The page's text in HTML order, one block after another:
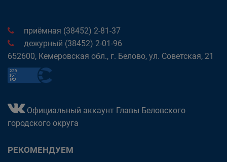
приёмная (38452) 2-81-37
дежурный (38452) 2-01-96
652600, Кемеровская обл., г. Белово, ул. Советская, 21
Официальный аккаунт Главы Беловского
городского округа
РЕКОМЕНДУЕМ